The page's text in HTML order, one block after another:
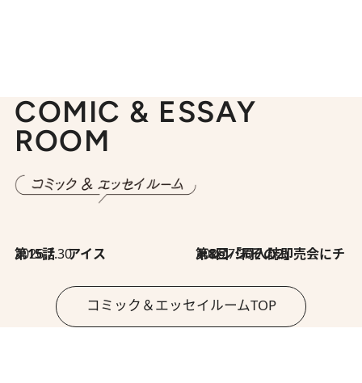
COMIC & ESSAY
ROOM
2026.7.30
第15話 アイス 2026.7.30
第8回「同人誌即売会にチャレンジ その2」
コミック＆エッセイルームTOP